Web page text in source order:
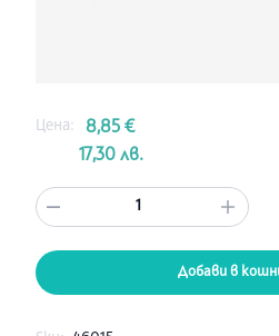
Цена:
8,85 €
17,30 лв.
1
Добави в